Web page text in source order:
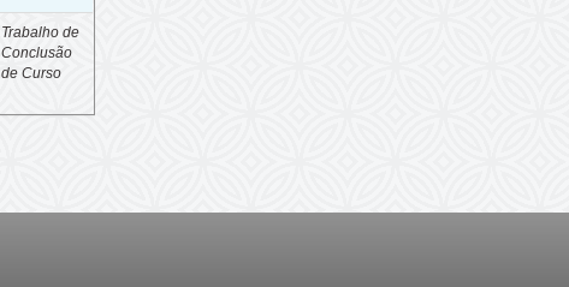
Trabalho de
Conclusão
de Curso